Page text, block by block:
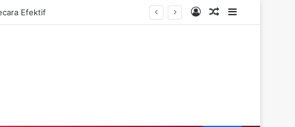
Efektif Log InRandom Article
Sidebar